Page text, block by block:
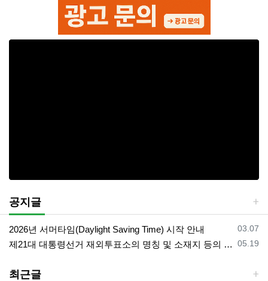
공지글
등록일
03.07
2026년 서머타임(Daylight Saving Time) 시작 안내
등록일
05.19
제21대 대통령선거 재외투표소의 명칭 및 소재지 등의 공고/올랜도 제외 투표소
최근글